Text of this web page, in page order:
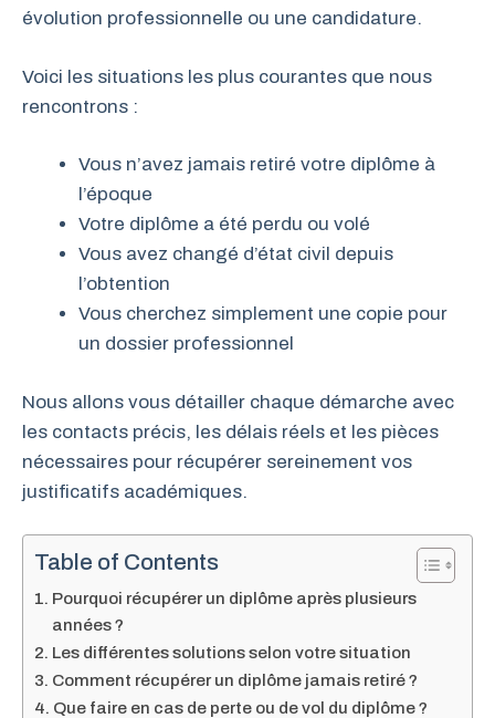
évolution professionnelle ou une candidature.
Voici les situations les plus courantes que nous
rencontrons :
Vous n’avez jamais retiré votre diplôme à
l’époque
Votre diplôme a été perdu ou volé
Vous avez changé d’état civil depuis
l’obtention
Vous cherchez simplement une copie pour
un dossier professionnel
Nous allons vous détailler chaque démarche avec
les contacts précis, les délais réels et les pièces
nécessaires pour récupérer sereinement vos
justificatifs académiques.
Table of Contents
Pourquoi récupérer un diplôme après plusieurs
années ?
Les différentes solutions selon votre situation
Comment récupérer un diplôme jamais retiré ?
Que faire en cas de perte ou de vol du diplôme ?